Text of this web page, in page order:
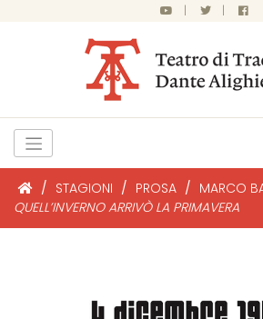
| |
/ STAGIONI / PROSA / MARCO
QUELL’INVERNO ARRIVÒ LA PRIMAVERA